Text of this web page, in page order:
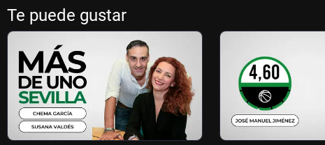
Te puede gustar